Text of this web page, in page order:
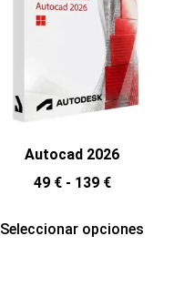
Autocad 2026
49 € - 139 €
Seleccionar opciones